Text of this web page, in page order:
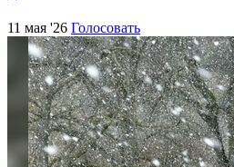
11 мая '26 Голосовать